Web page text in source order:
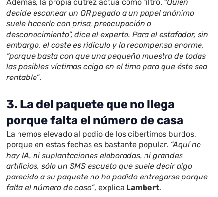
Además, la propia cutrez actúa como filtro. “Quien
decide escanear un QR pegado a un papel anónimo
suele hacerlo con prisa, preocupación o
desconocimiento”, dice el experto. Para el estafador, sin
embargo, el coste es ridículo y la recompensa enorme,
“porque basta con que una pequeña muestra de todas
las posibles víctimas caiga en el timo para que éste sea
rentable”.
3. La del paquete que no llega
porque falta el número de casa
La hemos elevado al podio de los cibertimos burdos,
porque en estas fechas es bastante popular. “Aquí no
hay IA, ni suplantaciones elaboradas, ni grandes
artificios, sólo un SMS escueto que suele decir algo
parecido a su paquete no ha podido entregarse porque
falta el número de casa”, explica Lambert.